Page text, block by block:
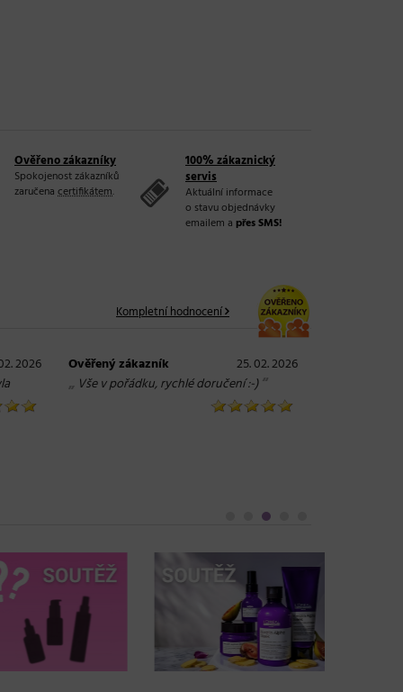
Ověřeno zákazníky
Spokojenost zákazníků
zaručena certifikátem.
100% zákaznický
servis
Aktuální informace
o stavu objednávky
emailem a přes SMS!
Kompletní hodnocení
2026 Ověřený zákazník 25. 02. 2026
„ Vše v pořádku, rychlé doručení :-)“